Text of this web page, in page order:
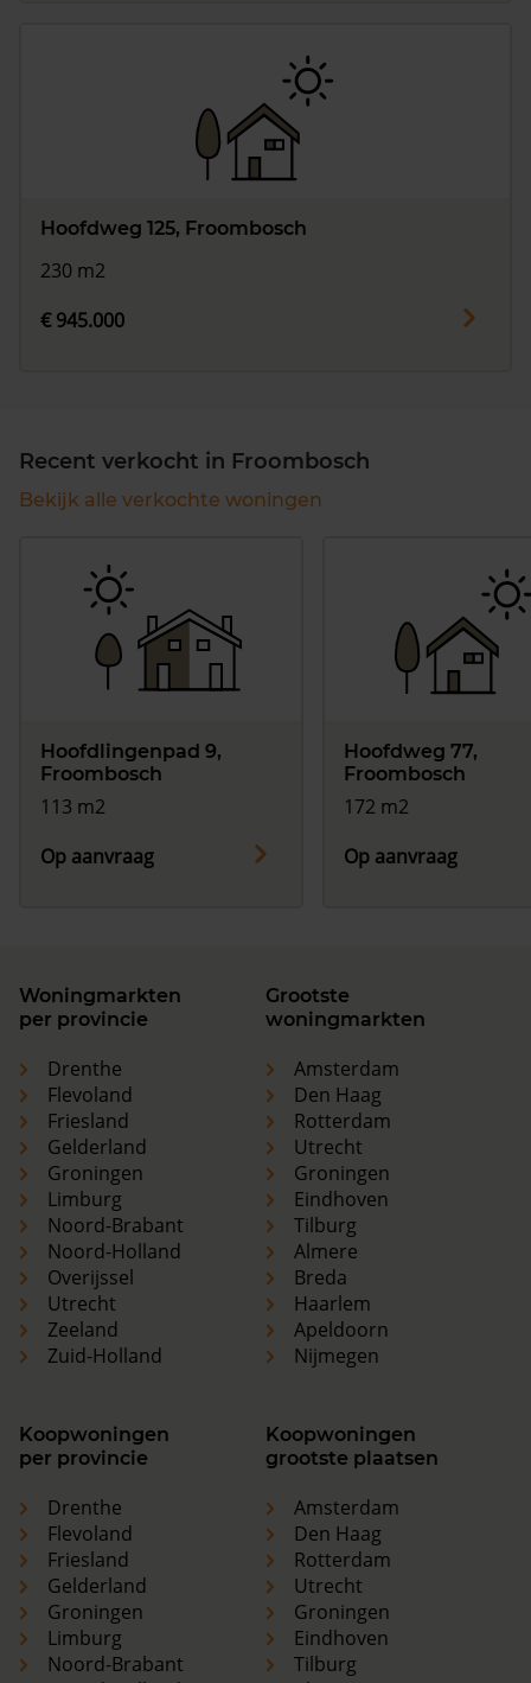
Hoofdweg 125, Froombosch
230 m2
€ 945.000
Recent verkocht in Froombosch
Bekijk alle verkochte woningen
Hoofdlingenpad 9,
Froombosch
113 m2
Op aanvraag
Hoofdweg 77,
Froombosch
172 m2
Op aanvraag
Woningmarkten
per provincie
Drenthe
Flevoland
Friesland
Gelderland
Groningen
Limburg
Noord-Brabant
Noord-Holland
Overijssel
Utrecht
Zeeland
Zuid-Holland
Grootste
woningmarkten
Amsterdam
Den Haag
Rotterdam
Utrecht
Groningen
Eindhoven
Tilburg
Almere
Breda
Haarlem
Apeldoorn
Nijmegen
Koopwoningen
per provincie
Drenthe
Flevoland
Friesland
Gelderland
Groningen
Limburg
Noord-Brabant
Koopwoningen
grootste plaatsen
Amsterdam
Den Haag
Rotterdam
Utrecht
Groningen
Eindhoven
Tilburg